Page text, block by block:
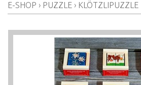
PREIS VON BIS
LAGERBESTAND
E-SHOP › PUZZLE › KLÖTZLIPUZZLE